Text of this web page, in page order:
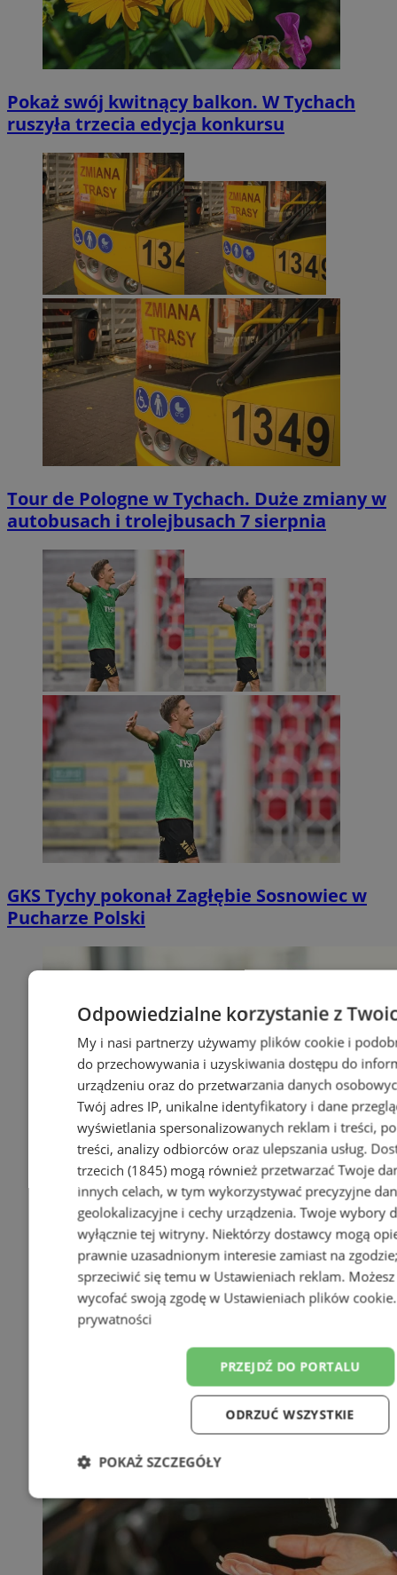
Pokaż swój kwitnący balkon. W Tychach
ruszyła trzecia edycja konkursu
Tour de Pologne w Tychach. Duże zmiany w
autobusach i trolejbusach 7 sierpnia
GKS Tychy pokonał Zagłębie Sosnowiec w
Pucharze Polski
Odpowiedzialne korzystanie z
My i nasi partnerzy używamy plików cookie i
do przechowywania i uzyskiwania dostępu do
urządzeniu oraz do przetwarzania danych
Twój adres IP, unikalne identyfikatory i dane
wyświetlania spersonalizowanych reklam i treści,
treści, analizy odbiorców oraz ulepszania usług.
trzecich (1845) mogą również przetwarzać Twoje
innych celach, w tym wykorzystywać precyzyjne
geolokalizacyjne i cechy urządzenia. Twoje wybory
wyłącznie tej witryny. Niektórzy dostawcy mogą
prawnie uzasadnionym interesie zamiast na
sprzeciwić się temu w Ustawieniach reklam.
wycofać swoją zgodę w Ustawieniach plików cookie
prywatności
PRZEJDŹ DO PORTALU
ODRZUĆ WSZYSTKIE
POKAŻ SZCZEGÓŁY
Niezbędne Wydajność Targetowanie
Niesklasyfikowane